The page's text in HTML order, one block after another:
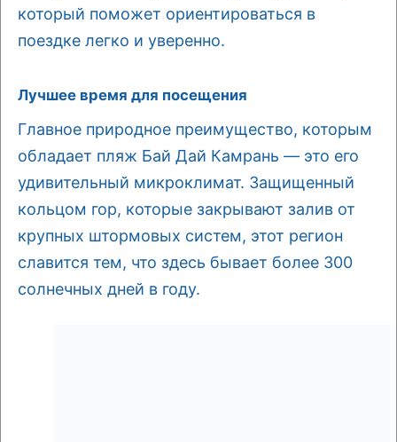
который поможет ориентироваться в
поездке легко и уверенно.
Лучшее время для посещения
Главное природное преимущество, которым
обладает пляж Бай Дай Камрань — это его
удивительный микроклимат. Защищенный
кольцом гор, которые закрывают залив от
крупных штормовых систем, этот регион
славится тем, что здесь бывает более 300
солнечных дней в году.